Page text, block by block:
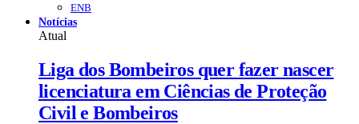
ENB
Notícias
Atual
Liga dos Bombeiros quer fazer nascer
licenciatura em Ciências de Proteção
Civil e Bombeiros